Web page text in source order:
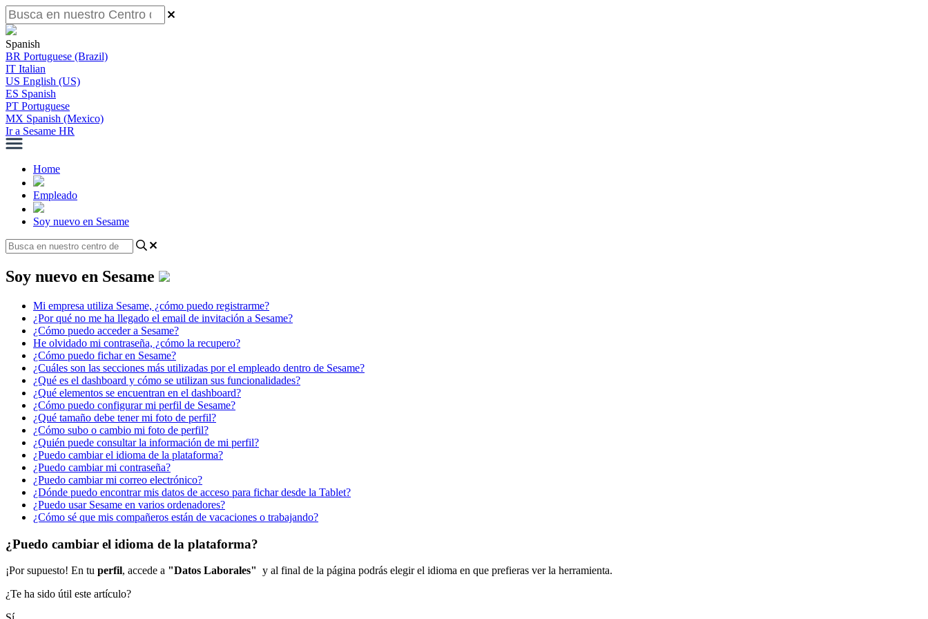
Spanish
BR Portuguese (Brazil)
IT Italian
US English (US)
ES Spanish
PT Portuguese
MX Spanish (Mexico)
Ir a Sesame HR
Home
Empleado
Soy nuevo en Sesame
Soy nuevo en Sesame
Mi empresa utiliza Sesame, ¿cómo puedo registrarme?
¿Por qué no me ha llegado el email de invitación a Sesame?
¿Cómo puedo acceder a Sesame?
He olvidado mi contraseña, ¿cómo la recupero?
¿Cómo puedo fichar en Sesame?
¿Cuáles son las secciones más utilizadas por el empleado dentro de Sesame?
¿Qué es el dashboard y cómo se utilizan sus funcionalidades?
¿Qué elementos se encuentran en el dashboard?
¿Cómo puedo configurar mi perfil de Sesame?
¿Qué tamaño debe tener mi foto de perfil?
¿Cómo subo o cambio mi foto de perfil?
¿Quién puede consultar la información de mi perfil?
¿Puedo cambiar el idioma de la plataforma?
¿Puedo cambiar mi contraseña?
¿Puedo cambiar mi correo electrónico?
¿Dónde puedo encontrar mis datos de acceso para fichar desde la Tablet?
¿Puedo usar Sesame en varios ordenadores?
¿Cómo sé que mis compañeros están de vacaciones o trabajando?
¿Puedo cambiar el idioma de la plataforma?
¡Por supuesto! En tu perfil, accede a "Datos Laborales" y al final de la página podrás elegir el idioma en que prefieras ver la herramienta.
¿Te ha sido útil este artículo?